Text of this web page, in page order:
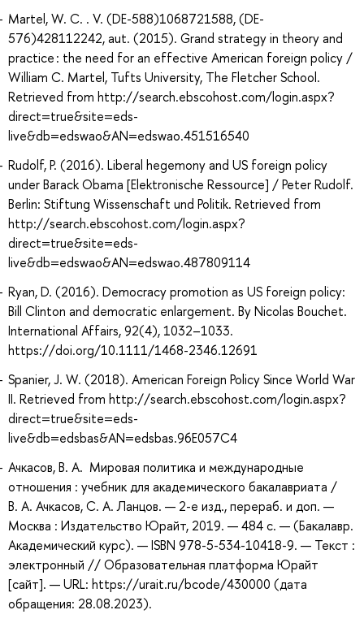
Martel, W. C. . V. (DE-588)1068721588, (DE-
576)428112242, aut. (2015). Grand strategy in theory and
practice : the need for an effective American foreign policy /
William C. Martel, Tufts University, The Fletcher School.
Retrieved from http://search.ebscohost.com/login.aspx?
direct=true&site=eds-
live&db=edswao&AN=edswao.451516540
Rudolf, P. (2016). Liberal hegemony and US foreign policy
under Barack Obama [Elektronische Ressource] / Peter Rudolf.
Berlin: Stiftung Wissenschaft und Politik. Retrieved from
http://search.ebscohost.com/login.aspx?
direct=true&site=eds-
live&db=edswao&AN=edswao.487809114
Ryan, D. (2016). Democracy promotion as US foreign policy:
Bill Clinton and democratic enlargement. By Nicolas Bouchet.
International Affairs, 92(4), 1032–1033.
https://doi.org/10.1111/1468-2346.12691
Spanier, J. W. (2018). American Foreign Policy Since World War
II. Retrieved from http://search.ebscohost.com/login.aspx?
direct=true&site=eds-
live&db=edsbas&AN=edsbas.96E057C4
Ачкасов, В. А. Мировая политика и международные
отношения : учебник для академического бакалавриата /
В. А. Ачкасов, С. А. Ланцов. — 2-е изд., перераб. и доп. —
Москва : Издательство Юрайт, 2019. — 484 с. — (Бакалавр.
Академический курс). — ISBN 978-5-534-10418-9. — Текст :
электронный // Образовательная платформа Юрайт
[сайт]. — URL: https://urait.ru/bcode/430000 (дата
обращения: 28.08.2023).